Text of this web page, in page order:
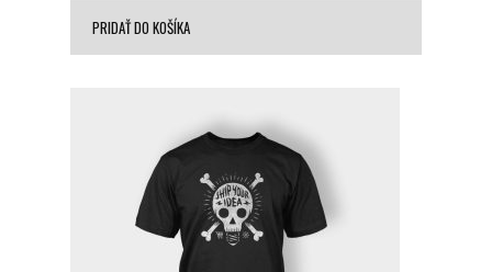
was:
£20.00.
is:
£18.00.
PRIDAŤ DO KOŠÍKA